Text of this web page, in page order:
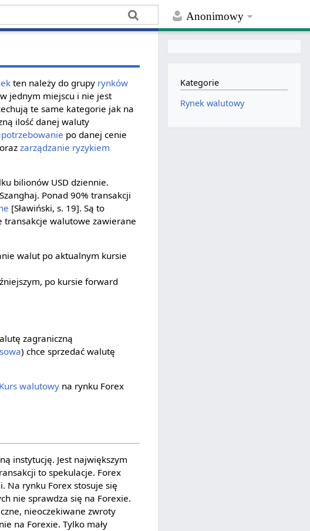
Anonimowy
ten należy do grupy rynków
jednym miejscu i nie jest
te same kategorie jak na
ilość danej waluty
po danej cenie
zarządzanie ryzykiem
bilionów USD dziennie.
Ponad 90% transakcji
[Sławiński, s. 19]. Są to
transakcje walutowe zawierane
walut po aktualnym kursie
po kursie forward
zagraniczną
) chce sprzedać walutę
Kurs walutowy na rynku Forex
instytucję. Jest największym
to spekulacje. Forex
Na rynku Forex stosuje się
nie sprawdza się na Forexie.
nieoczekiwane zwroty
na Forexie. Tylko mały
Kategorie
Rynek walutowy